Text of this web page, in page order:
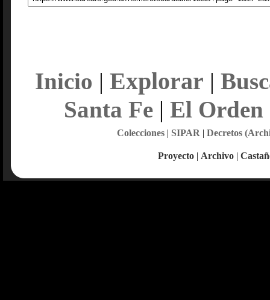
Inicio | Explorar |
Santa Fe| El Orden
Colecciones| SIPAR | Decretos
Proyecto | Archivo |